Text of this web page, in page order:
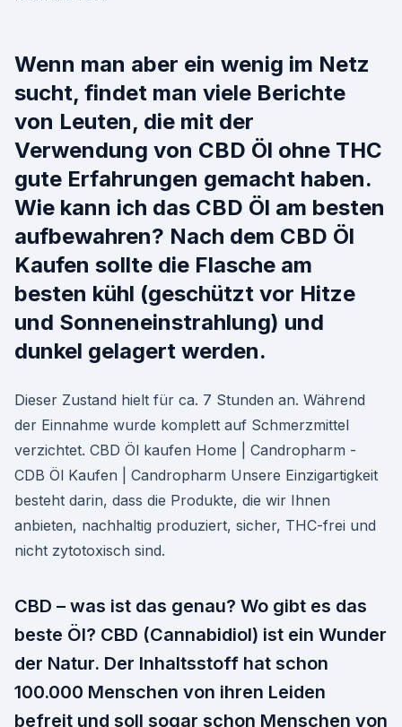
Wenn man aber ein wenig im Netz
sucht, findet man viele Berichte
von Leuten, die mit der
Verwendung von CBD Öl ohne THC
gute Erfahrungen gemacht haben.
Wie kann ich das CBD Öl am besten
aufbewahren? Nach dem CBD Öl
Kaufen sollte die Flasche am
besten kühl (geschützt vor Hitze
und Sonneneinstrahlung) und
dunkel gelagert werden.
Dieser Zustand hielt für ca. 7 Stunden an. Während
der Einnahme wurde komplett auf Schmerzmittel
verzichtet. CBD Öl kaufen Home | Candropharm -
CDB Öl Kaufen | Candropharm Unsere Einzigartigkeit
besteht darin, dass die Produkte, die wir Ihnen
anbieten, nachhaltig produziert, sicher, THC-frei und
nicht zytotoxisch sind.
CBD – was ist das genau? Wo gibt es das
beste Öl? CBD (Cannabidiol) ist ein Wunder
der Natur. Der Inhaltsstoff hat schon
100.000 Menschen von ihren Leiden
befreit und soll sogar schon Menschen von